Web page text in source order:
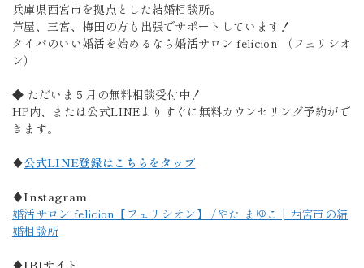
兵庫県西宮市を拠点とした結婚相談所。
芦屋、三宮、梅田の方も出張でサポートしています！
タイパのいい婚活を始めるなら婚活サロン felicion （フェリシオ
ン）
◆ ただいま５月の無料相談受付中！
HP内、または公式LINEよりすぐに無料カウンセリング予約がで
きます。
♦公式LINE登録はこちらをタップ
♦Instagram
婚活サロン felicion【フェリシオン】 /やた まゆこ | 西宮市の結
婚相談所
♦IBJサイト